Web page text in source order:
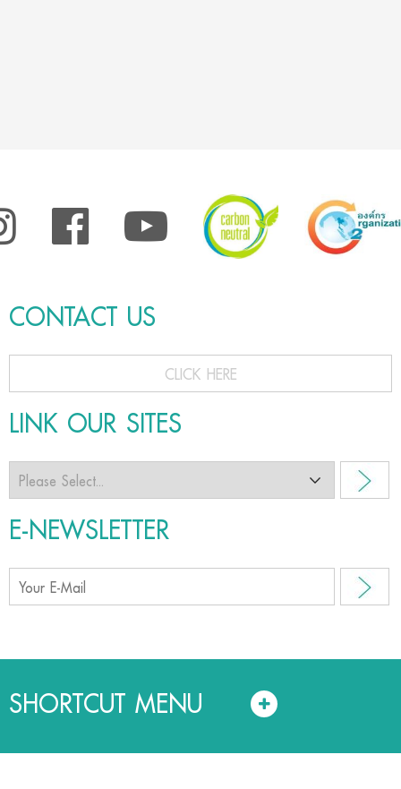
CONTACT US
CLICK HERE
LINK OUR SITES
E-NEWSLETTER
SHORTCUT MENU